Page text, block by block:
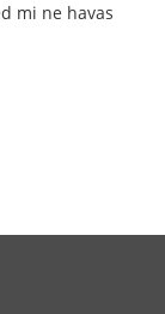
mi ne havas